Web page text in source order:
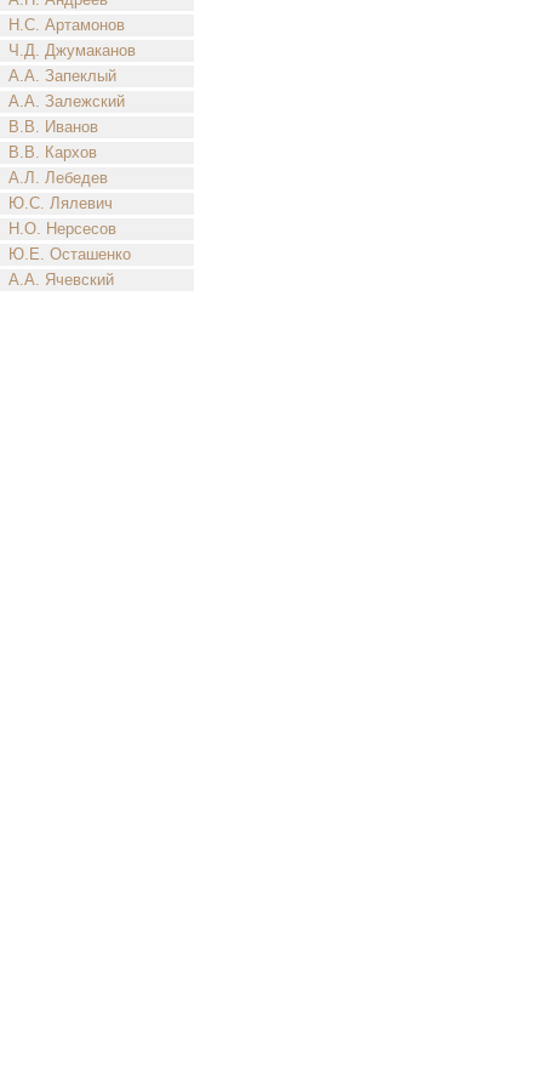
Н.С. Артамонов
Ч.Д. Джумаканов
А.А. Запеклый
А.А. Залежский
В.В. Иванов
В.В. Кархов
А.Л. Лебедев
Ю.С. Лялевич
Н.О. Нерсесов
Ю.Е. Осташенко
А.А. Ячевский